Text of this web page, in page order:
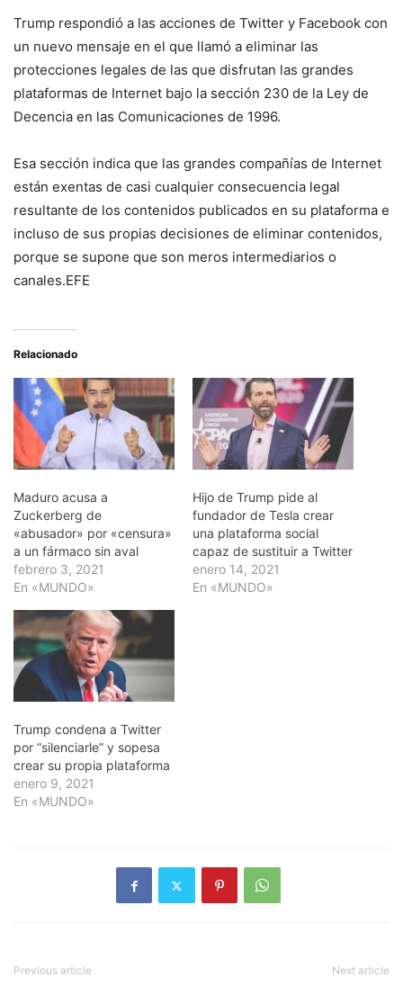
Trump respondió a las acciones de Twitter y Facebook con
un nuevo mensaje en el que llamó a eliminar las
protecciones legales de las que disfrutan las grandes
plataformas de Internet bajo la sección 230 de la Ley de
Decencia en las Comunicaciones de 1996.
Esa sección indica que las grandes compañías de Internet
están exentas de casi cualquier consecuencia legal
resultante de los contenidos publicados en su plataforma e
incluso de sus propias decisiones de eliminar contenidos,
porque se supone que son meros intermediarios o
canales.EFE
Relacionado
Maduro acusa a
Zuckerberg de
«abusador» por «censura»
a un fármaco sin aval
febrero 3, 2021
En «MUNDO»
Hijo de Trump pide al
fundador de Tesla crear
una plataforma social
capaz de sustituir a Twitter
enero 14, 2021
En «MUNDO»
Trump condena a Twitter
por “silenciarle” y sopesa
crear su propia plataforma
enero 9, 2021
En «MUNDO»
Previous article Next article